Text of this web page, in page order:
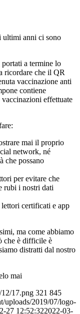
ultimi anni ci sono
a termine lo
ricordare che il QR
vaccinazione anti
contiene
effettuate
mai il proprio
network, né
che possano
per evitare che
rubi i nostri dati
lettori certificati e app
ma come abbiamo
che è difficile è
distratti dal nostro
mai
17.png 321 845
uploads/2019/07/logo-
27 12:52:322022-03-